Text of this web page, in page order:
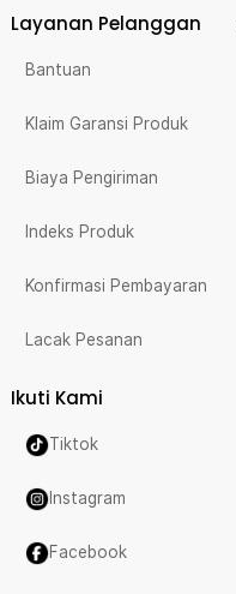
Layanan Pelanggan
Bantuan
Klaim Garansi Produk
Biaya Pengiriman
Indeks Produk
Konfirmasi Pembayaran
Lacak Pesanan
Ikuti Kami
Tiktok
Instagram
Facebook